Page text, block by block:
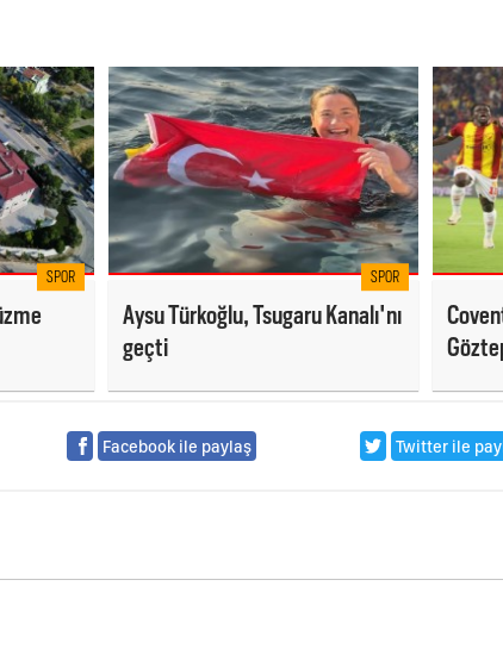
SPOR SPOR
Aysu Türkoğlu, Tsugaru Kanalı'nı
geçti
Facebook ile paylaş Twitter ile